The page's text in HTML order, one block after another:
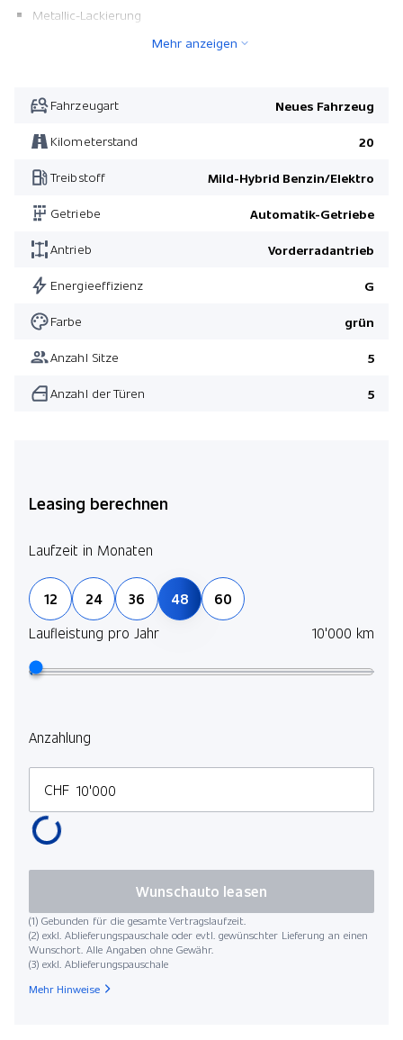
Metallic-Lackierung
Pack Winter
Mehr anzeigen
Fahrzeugart Neues Fahrzeug
Kilometerstand 20
Treibstoff Mild-Hybrid Benzin/Elektro
Getriebe Automatik-Getriebe
Antrieb Vorderradantrieb
Energieeffizienz G
Farbe grün
Anzahl Sitze 5
Anzahl der Türen 5
Leasing berechnen
Laufzeit in Monaten
12 24 36 48
60
Laufleistung pro Jahr
10'000 km
Anzahlung
CHF
(1) Gebunden für die gesamte Vertragslaufzeit.
(2) exkl. Ablieferungspauschale oder evtl. gewünschter Lieferung an einen
Wunschort. Alle Angaben ohne Gewähr.
(3) exkl. Ablieferungspauschale
Wunschauto leasen
Mehr Hinweise